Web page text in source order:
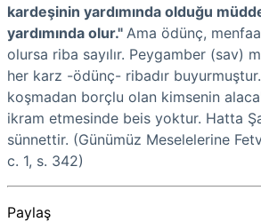
kardeşinin yardımında olduğu
yardımında olur." Ama ödünç,
olursa riba sayılır. Peygamber (sav)
her karz -ödünç- ribadır
koşmadan borçlu olan kimsenin
ikram etmesinde beis yoktur. Hatta
sünnettir. (Günümüz Meselelerine
c. 1, s. 342)
Paylaş